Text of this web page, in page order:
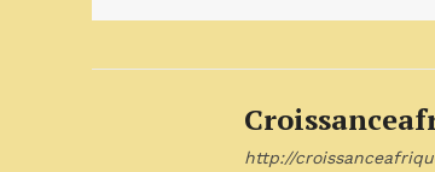
http://